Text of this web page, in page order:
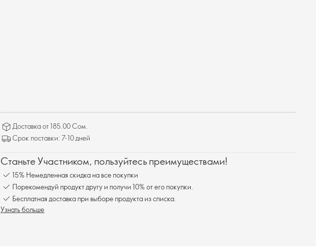
Доставка от 185.00 Сом.
Срок поставки: 7-10 дней
Станьте Участником, пользуйтесь преимуществами!
15% Немедленная скидка на все покупки
Порекомендуй продукт другу и получи 10% от его покупки.
Бесплатная доставка при выборе продукта из списка.
Узнать больше